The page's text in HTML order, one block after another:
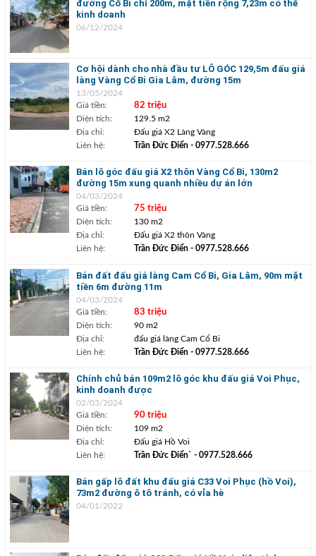
đường Cổ Bi chỉ 200m, mặt tiền rộng 7,23m có thể
kinh doanh
06/12/2024
Cơ hội dành cho nhà đầu tư LÔ GÓC 129,5m đấu giá
làng Vàng Cổ Bi Gia Lâm, đường 15m
13/05/2024
Giá tiền:
82 triệu
Diện tích:
129.5 m2
Địa chỉ:
Đấu giá X2 Làng Vàng
Liên hệ:
Trần Đức Điển- 0977.528.666
Bán lô góc đấu giá X2 thôn Vàng Cổ Bi, 130m2
đường 15m xung quanh nhiều dự án lớn
04/03/2024
Giá tiền:
75 triệu
Diện tích:
130 m2
Địa chỉ:
Đấu giá X2 thôn Vàng
Liên hệ:
Trần Đức Điển- 0977.528.666
Bán đất đấu giá làng Cam Cổ Bi, Gia Lâm, 90m mặt
tiền 6m đường 11m
04/03/2024
Giá tiền:
83 triệu
Diện tích:
90 m2
Địa chỉ:
đấu giá làng Cam Cổ Bi
Liên hệ:
Trần Đức Điển- 0977.528.666
Chính chủ bán 109m2 lô góc khu đấu giá Voi Phục,
kinh doanh được
02/03/2024
Giá tiền:
90 triệu
Diện tích:
109 m2
Địa chỉ:
Đấu giá Hồ Voi
Liên hệ:
Trần Đức Điển` - 0977.528.666
Bán gấp lô đất khu đấu giá C33 Voi Phục (hồ Voi),
73m2 đường ô tô tránh, có vỉa hè
04/01/2022